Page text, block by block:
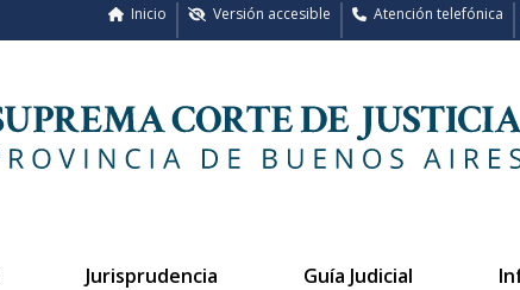
Atención telefónica
Versión accesible
Inicio
Jurisprudencia Guía Judicial